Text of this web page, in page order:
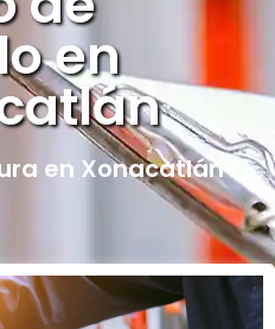
en
en Xonacatlán